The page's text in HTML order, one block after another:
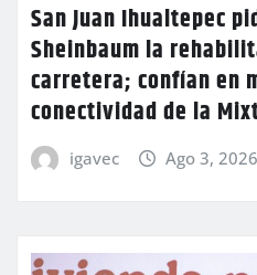
San Juan Ihualtepec
Sheinbaum la
carretera; confían en
conectividad de la
igavec Ago 3, 2026